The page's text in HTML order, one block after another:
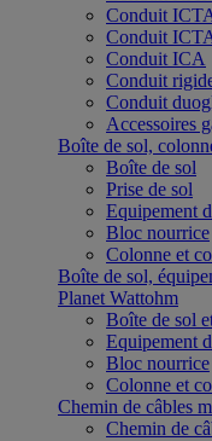
Conduit
Conduit
Conduit ICA
Conduit
Conduit
Accessoires
Boîte de sol,
Boîte de sol
Prise de sol
Equipement
Bloc nourrice
Colonne et
Boîte de sol,
Planet Wattohm
Boîte de sol
Equipement
Bloc nourrice
Colonne et
Chemin de câbles
Chemin de